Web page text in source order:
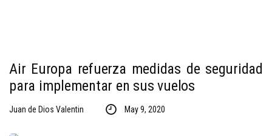
Air Europa refuerza medidas de seguridad
para implementar en sus vuelos
Juan de Dios Valentin May 9, 2020